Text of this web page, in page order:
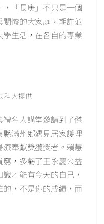
「長庚」不只是一個
懷的大家庭，期許並
生活，在各自的專業
科大提供
名人講堂邀請到了傑
滿州鄉遇見居家護理
奉獻獎獲獎者。賴慧
，多虧了王永慶公益
才能有今天的自己，
，不是你的成績，而